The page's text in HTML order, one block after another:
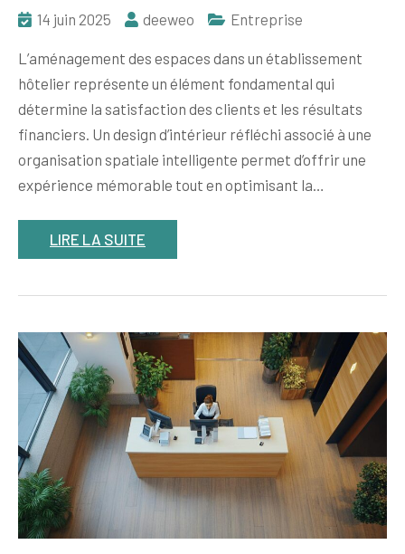
14 juin 2025 deeweo Entreprise
L’aménagement des espaces dans un établissement
hôtelier représente un élément fondamental qui
détermine la satisfaction des clients et les résultats
financiers. Un design d’intérieur réfléchi associé à une
organisation spatiale intelligente permet d’offrir une
expérience mémorable tout en optimisant la…
LIRE LA SUITE